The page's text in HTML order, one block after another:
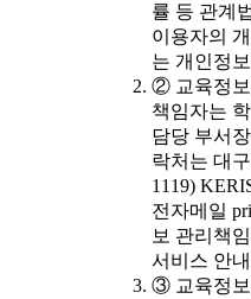
률 등 관계
이용자의
는 개인정
② 교육정보
책임자는
담당 부서
락처는 대
1119)
전자메일
보 관리책
서비스 안
③ 교육정보